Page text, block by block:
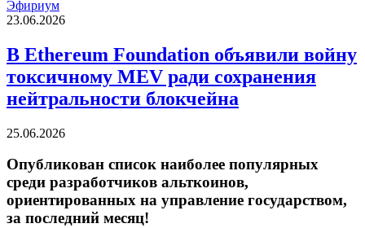
Эфириум
23.06.2026
В Ethereum Foundation объявили войну
токсичному MEV ради сохранения
нейтральности блокчейна
25.06.2026
Опубликован список наиболее популярных
среди разработчиков альткоинов,
ориентированных на управление государством,
за последний месяц!